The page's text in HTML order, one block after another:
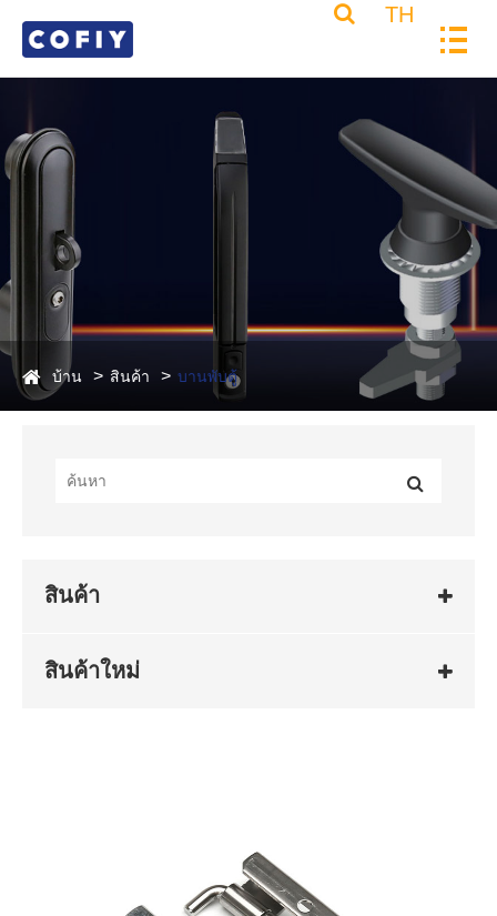
TH
บ้าน สินค้า บานพับตู้
สินค้า
สินค้าใหม่